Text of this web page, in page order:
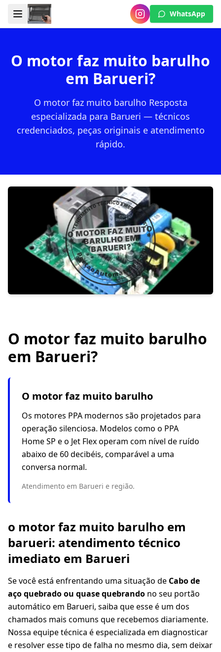
WhatsApp
O motor faz muito barulho
em Barueri?
O motor faz muito barulho Resposta
especializada para Barueri — técnicos
credenciados, peças originais e atendimento
rápido.
O motor faz muito barulho
em Barueri?
O motor faz muito barulho
Os motores PPA modernos são projetados para
operação silenciosa. Modelos como o PPA
Home SP e o Jet Flex operam com nível de ruído
abaixo de 60 decibéis, comparável a uma
conversa normal.
Atendimento em Barueri e região.
o motor faz muito barulho em
barueri: atendimento técnico
imediato em Barueri
Se você está enfrentando uma situação de Cabo de
aço quebrado ou quase quebrando no seu portão
automático em Barueri, saiba que esse é um dos
chamados mais comuns que recebemos diariamente.
Nossa equipe técnica é especializada em diagnosticar
e resolver esse tipo de falha no mesmo dia, sem deixar